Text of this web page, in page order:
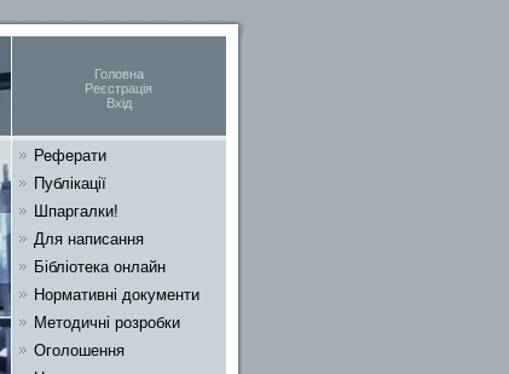
Головна
Реєстрація
Вхід
Реферати
Публікації
Шпаргалки!
Для написання
Бібліотека онлайн
Нормативні документи
Методичні розробки
Оголошення